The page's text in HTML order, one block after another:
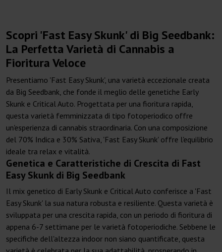
Scopri 'Fast Easy Skunk' di Big Seedbank:
La Perfetta Varietà di Cannabis a
Fioritura Veloce
Presentiamo 'Fast Easy Skunk', una varietà eccezionale creata
da Big Seedbank, che fonde il meglio delle genetiche Early
Skunk e Critical Auto. Progettata per una fioritura rapida,
questa varietà femminizzata di tipo fotoperiodico offre
un'esperienza di cannabis straordinaria. Con una composizione
del 70% Indica e 30% Sativa, 'Fast Easy Skunk' offre l'equilibrio
ideale tra relax e vitalità.
Genetica e Caratteristiche di Crescita di Fast
Easy Skunk di Big Seedbank
Il mix genetico di Early Skunk e Critical Auto conferisce a 'Fast
Easy Skunk' la sua natura robusta e resiliente. Questa varietà è
sviluppata per una crescita rapida, con un periodo di fioritura di
appena 6-7 settimane per le varietà fotoperiodiche. Sebbene le
specifiche dell'altezza indoor non siano quantificate, questa